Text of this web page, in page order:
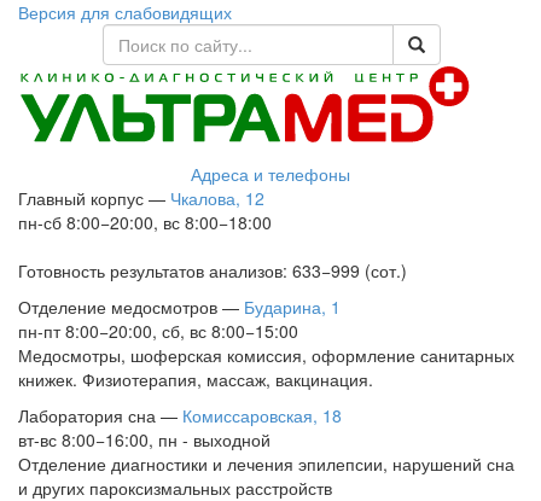
Версия для слабовидящих
Адреса и телефоны
Главный корпус — Чкалова, 12
пн-сб 8:00−20:00, вс 8:00−18:00
Готовность результатов анализов: 633−999 (сот.)
Отделение медосмотров — Бударина, 1
пн-пт 8:00−20:00, сб, вс 8:00−15:00
Медосмотры, шоферская комиссия, оформление санитарных
книжек. Физиотерапия, массаж, вакцинация.
Лаборатория сна — Комиссаровская, 18
вт-вс 8:00−16:00, пн - выходной
Отделение диагностики и лечения эпилепсии, нарушений сна
и других пароксизмальных расстройств